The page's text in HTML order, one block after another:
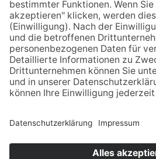
Mo - Fr:
Sa:
Apotheken Notdienst:
Bereitschaftsdienste